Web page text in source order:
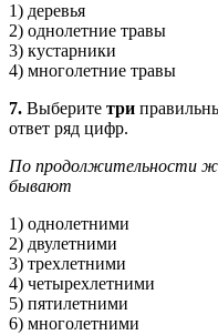
1) деревья
2) однолетние травы
3) кустарники
4) многолетние травы
7. Выберите три
ответ ряд цифр.
По продолжительности
бывают
1) однолетними
2) двулетними
3) трехлетними
4) четырехлетними
5) пятилетними
6) многолетними